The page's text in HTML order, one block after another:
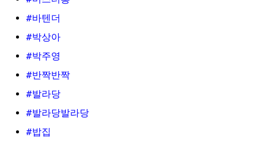
#바텐더
#박상아
#박주영
#반짝반짝
#발라당
#발라당발라당
#밥집